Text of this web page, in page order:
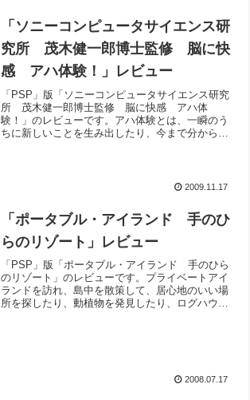
「ソニーコンピュータサイエンス研
究所 茂木健一郎博士監修 脳に快
感 アハ体験！」レビュー
「PSP」版「ソニーコンピュータサイエンス研究
所 茂木健一郎博士監修 脳に快感 アハ体
験！」のレビューです。アハ体験とは、一瞬のう
ちに新しいことを生み出したり、今まで分からな
2009.11.17
「ポータブル・アイランド 手のひ
らのリゾート」レビュー
「PSP」版「ポータブル・アイランド 手のひら
のリゾート」のレビューです。プライベートアイ
ランドを訪れ、島中を散策して、居心地のいい場
所を探したり、動植物を発見したり、ログハウス
2008.07.17